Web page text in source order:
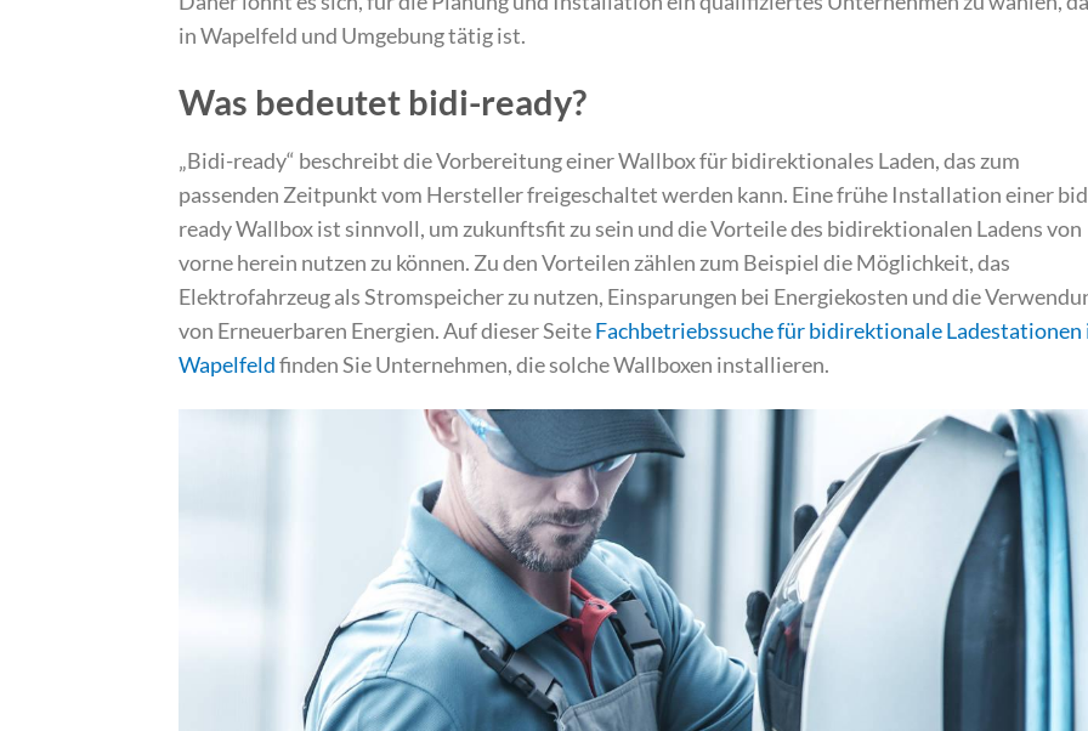
in Wapelfeld und Umgebung tätig ist.
Was bedeutet bidi-ready?
„Bidi-ready“ beschreibt die Vorbereitung einer Wallbox für bidirektionales Laden, das zum
passenden Zeitpunkt vom Hersteller freigeschaltet werden kann. Eine frühe Installation einer
ready Wallbox ist sinnvoll, um zukunftsfit zu sein und die Vorteile des bidirektionalen Ladens von
vorne herein nutzen zu können. Zu den Vorteilen zählen zum Beispiel die Möglichkeit, das
Elektrofahrzeug als Stromspeicher zu nutzen, Einsparungen bei Energiekosten und die
von Erneuerbaren Energien. Auf dieser SeiteFachbetriebssuche für bidirektionale Ladestationen
Wapelfeldfinden Sie Unternehmen, die solche Wallboxen installieren.